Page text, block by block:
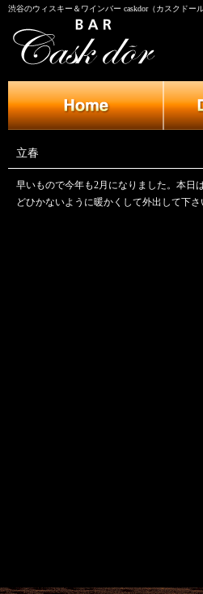
渋谷のウィスキー＆ワインバー caskdor（カスクドール
立春
早いもので今年も2月になりました。本日
どひかないように暖かくして外出して下さ